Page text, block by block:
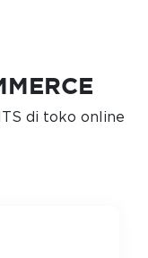
di toko online